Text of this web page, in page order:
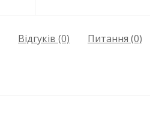
Відгуків (0) Питання (0)